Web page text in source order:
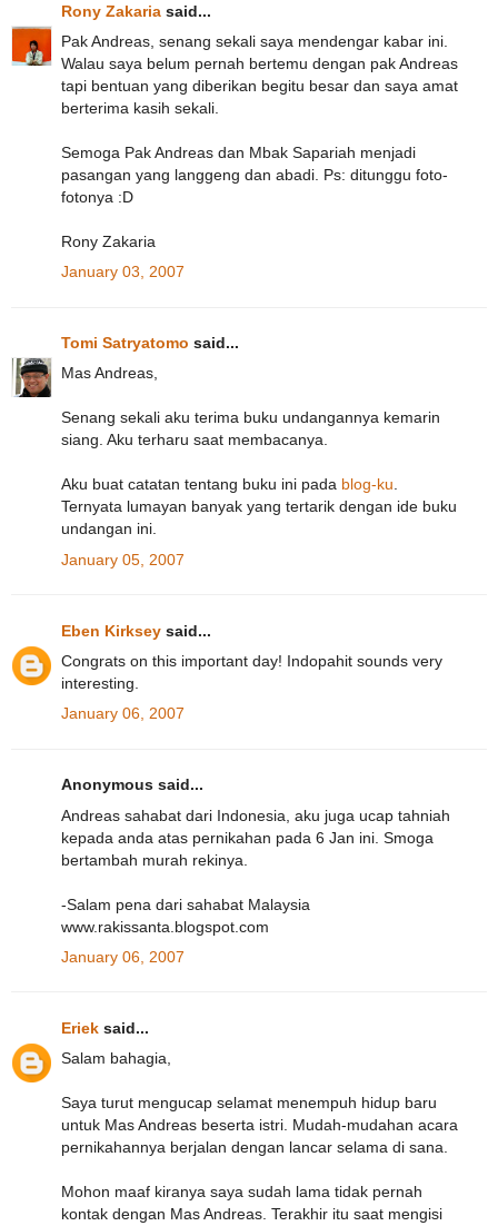
Rony Zakaria said...
Pak Andreas, senang sekali saya mendengar kabar ini.
Walau saya belum pernah bertemu dengan pak Andreas
tapi bentuan yang diberikan begitu besar dan saya amat
berterima kasih sekali.
Semoga Pak Andreas dan Mbak Sapariah menjadi
pasangan yang langgeng dan abadi. Ps: ditunggu foto-
fotonya :D
Rony Zakaria
January 03, 2007
Tomi Satryatomo said...
Mas Andreas,
Senang sekali aku terima buku undangannya kemarin
siang. Aku terharu saat membacanya.
Aku buat catatan tentang buku ini pada blog-ku.
Ternyata lumayan banyak yang tertarik dengan ide buku
undangan ini.
January 05, 2007
Eben Kirksey said...
Congrats on this important day! Indopahit sounds very
interesting.
January 06, 2007
Anonymous said...
Andreas sahabat dari Indonesia, aku juga ucap tahniah
kepada anda atas pernikahan pada 6 Jan ini. Smoga
bertambah murah rekinya.
-Salam pena dari sahabat Malaysia
www.rakissanta.blogspot.com
January 06, 2007
Eriek said...
Salam bahagia,
Saya turut mengucap selamat menempuh hidup baru
untuk Mas Andreas beserta istri. Mudah-mudahan acara
pernikahannya berjalan dengan lancar selama di sana.
Mohon maaf kiranya saya sudah lama tidak pernah
kontak dengan Mas Andreas. Terakhir itu saat mengisi